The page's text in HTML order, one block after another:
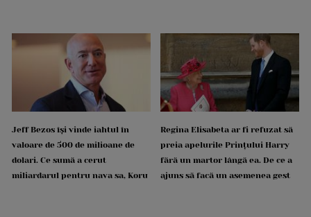
Jeff Bezos își vinde iahtul în
valoare de 500 de milioane de
dolari. Ce sumă a cerut
miliardarul pentru nava sa, Koru
Regina Elisabeta ar fi refuzat să
preia apelurile Prințului Harry
fără un martor lângă ea. De ce a
ajuns să facă un asemenea gest